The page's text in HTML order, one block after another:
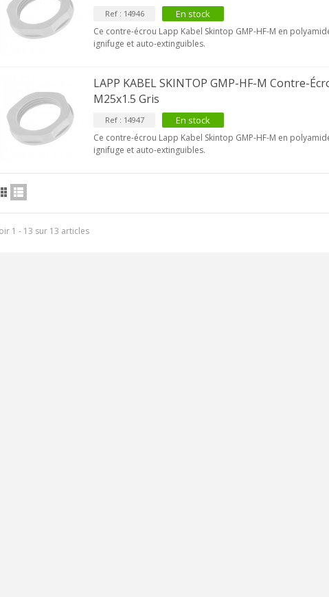
4,30 €4,95 €
[GRADE B] DAYTON AUDIO
MKSX4 Enceinte Subwoofer...
AUDIOPHONICS DA-S250NC
Amplificateur Intégré...
579,00 €649,00 €
Ref : 14946 En stock
Ce contre-écrou Lapp Kabel Skintop GMP-HF-M en
ignifuge et auto-extinguibles.
LAPP KABEL SKINTOP GMP-HF-M Contre-
M25x1.5 Gris
Ref : 14947 En stock
Ce contre-écrou Lapp Kabel Skintop GMP-HF-M en
ignifuge et auto-extinguibles.
1 - 13 sur 13 articles